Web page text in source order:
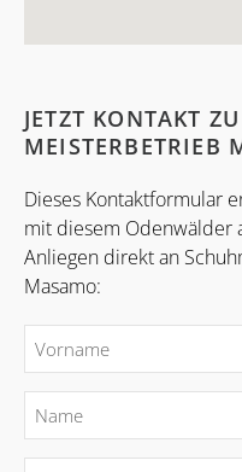
JETZT KONTAKT
MEISTERBETRIEB
Dieses Kontaktformular
mit diesem Odenwälder
Anliegen direkt an
Masamo: